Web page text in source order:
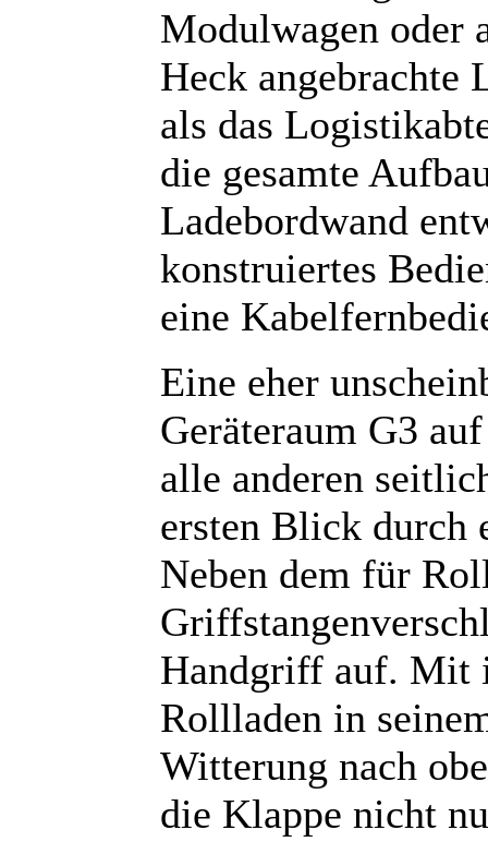
Modulwagen oder
Heck angebrachte
als das
die gesamte
Ladebordwand
konstruiertes
eine
Eine eher
Geräteraum G3
alle anderen
ersten Blick durch
Neben dem für
Handgriff auf. Mit
Rollladen in
Witterung nach
die Klappe nicht